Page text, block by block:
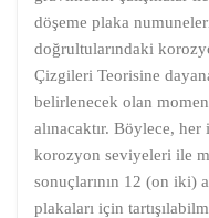
döşeme plaka
doğrultularındaki
Çizgileri Teorisine
belirlenecek olan
alınacaktır. Böylece,
korozyon seviyeleri ile
sonuçlarının 12 (on iki)
plakaları için